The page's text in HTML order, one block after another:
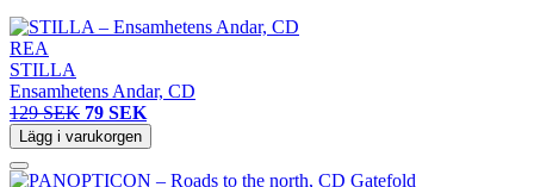
REA
STILLA
Ensamhetens Andar, CD
129 SEK 79 SEK
Lägg i varukorgen